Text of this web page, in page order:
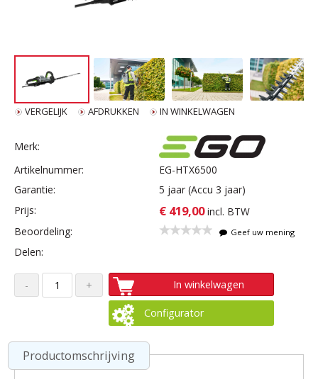
VERGELIJK AFDRUKKEN IN WINKELWAGEN
Merk:
Artikelnummer:
EG-HTX6500
Garantie:
5 jaar (Accu 3 jaar)
Prijs:
€ 419,00 incl. BTW
Beoordeling:
Geef uw mening
Delen:
In winkelwagen
Configurator
Productomschrijving